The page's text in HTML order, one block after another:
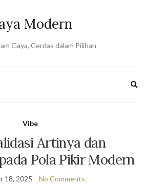
Modern
Gaya, Cerdas dalam Pilihan
Vibe
Artinya dan
Pola Pikir Modern
18, 2025 No Comments